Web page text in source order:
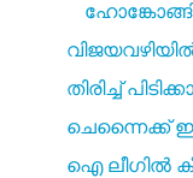
തിരിച്ച്
ചെന്നൈക്ക്
ഐ ലീഗിൽ